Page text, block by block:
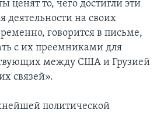
ценят то, чего достигли эти
деятельности на своих
говорится в письме,
с их преемниками для
между США и Грузией
связей».
политической